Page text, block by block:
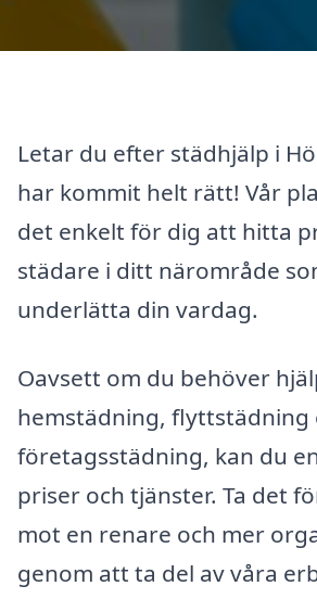
Letar du efter städhjälp i
har kommit helt rätt! Vår
det enkelt för dig att hitta
städare i ditt närområde
underlätta din vardag.
Oavsett om du behöver
hemstädning, flyttstädning
företagsstädning, kan du
priser och tjänster. Ta det
mot en renare och mer
genom att ta del av våra